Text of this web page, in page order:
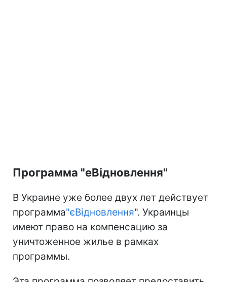
Программа "еВідновлення"
В Украине уже более двух лет действует
программа"єВідновлення". Украинцы
имеют право на компенсацию за
уничтоженное жилье в рамках
программы.